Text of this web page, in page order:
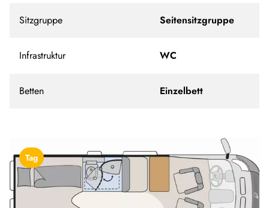
Sitzgruppe Seitensitzgruppe
Infrastruktur WC
Betten Einzelbett
Tag